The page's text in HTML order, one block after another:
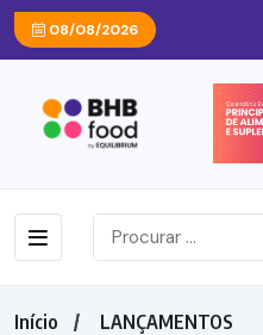
08/08/2026
Início
LANÇAMENTOS